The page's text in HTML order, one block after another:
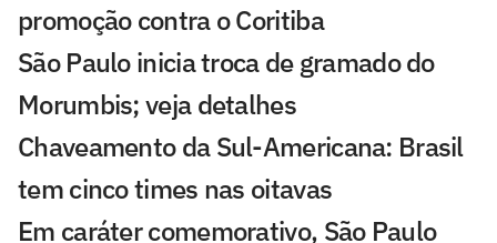
promoção contra o Coritiba
São Paulo inicia troca de gramado do
Morumbis; veja detalhes
Chaveamento da Sul-Americana: Brasil
tem cinco times nas oitavas
Em caráter comemorativo, São Paulo